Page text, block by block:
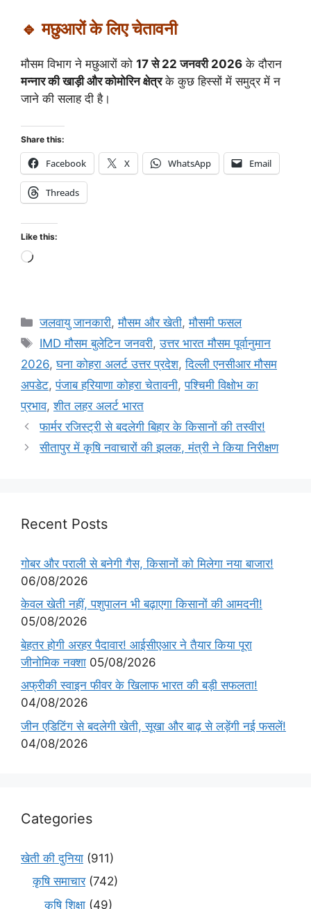
🔹 मछुआरों के लिए चेतावनी
मौसम विभाग ने मछुआरों को 17 से 22 जनवरी 2026 के दौरान
मन्नार की खाड़ी और कोमोरिन क्षेत्रके कुछ हिस्सों में समुद्र में न
जाने की सलाह दी है।
Share this:
Facebook X WhatsApp Email
Threads
Like this:
जलवायु जानकारी,मौसम और खेती,मौसमी फसल
IMD मौसम बुलेटिन जनवरी,उत्तर भारत मौसम पूर्वानुमान
2026,घना कोहरा अलर्ट उत्तर प्रदेश,दिल्ली एनसीआर मौसम
अपडेट,पंजाब हरियाणा कोहरा चेतावनी,पश्चिमी विक्षोभ का
प्रभाव,शीत लहर अलर्ट भारत
फार्मर रजिस्ट्री से बदलेगी बिहार के किसानों की तस्वीर!
सीतापुर में कृषि नवाचारों की झलक, मंत्री ने किया निरीक्षण
Recent Posts
गोबर और पराली से बनेगी गैस, किसानों को मिलेगा नया बाजार!
06/08/2026
केवल खेती नहीं, पशुपालन भी बढ़ाएगा किसानों की आमदनी!
05/08/2026
बेहतर होगी अरहर पैदावार! आईसीएआर ने तैयार किया पूरा
जीनोमिक नक्शा 05/08/2026
अफ्रीकी स्वाइन फीवर के खिलाफ भारत की बड़ी सफलता!
04/08/2026
जीन एडिटिंग से बदलेगी खेती, सूखा और बाढ़ से लड़ेंगी नई फसलें!
04/08/2026
Categories
खेती की दुनिया (911)
कृषि समाचार(742)
कृषि शिक्षा (49)